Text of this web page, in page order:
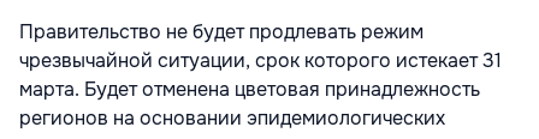
Правительство не будет продлевать режим
чрезвычайной ситуации, срок которого истекает 31
марта. Будет отменена цветовая принадлежность
регионов на основании эпидемиологических